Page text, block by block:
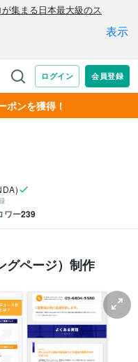
ポンを獲得！
ワー239
グページ）制作